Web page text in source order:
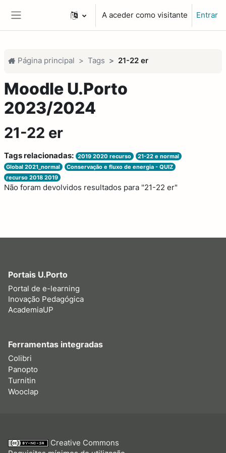
Ir para o conteúdo principal
A aceder como visitante Entrar
Página principal Tags 21-22 er
Moodle U.Porto
2023/2024
21-22 er
Tags relacionadas: 2019 2020 recurso
21-22 e normal
Global 2021_normal
Conservação e fluxo de energia - QUIZ
recurso 2018 2019
Não foram devolvidos resultados para "21-22 er"
Portais U.Porto
Portal de e-learning
Inovação Pedagógica
AcademiaUP
Ferramentas integradas
Colibri
Panopto
Turnitin
Wooclap
Creative Commons